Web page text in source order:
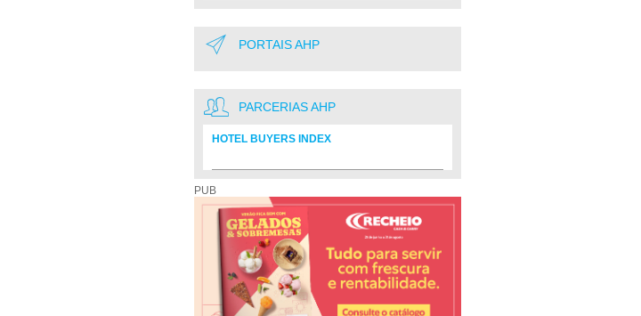
PORTAIS AHP
PARCERIAS AHP
HOTEL BUYERS INDEX
PUB